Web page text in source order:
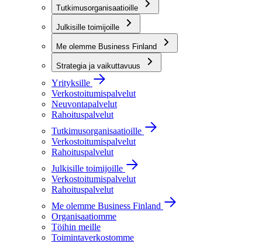
Tutkimusorganisaatioille
Julkisille toimijoille
Me olemme Business Finland
Strategia ja vaikuttavuus
Yrityksille
Verkostoitumispalvelut
Neuvontapalvelut
Rahoituspalvelut
Tutkimusorganisaatioille
Verkostoitumispalvelut
Rahoituspalvelut
Julkisille toimijoille
Verkostoitumispalvelut
Rahoituspalvelut
Me olemme Business Finland
Organisaatiomme
Töihin meille
Toimintaverkostomme